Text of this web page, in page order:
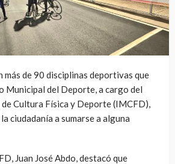
más de 90 disciplinas deportivas que
Municipal del Deporte, a cargo del
Cultura Física y Deporte (IMCFD),
ciudadanía a sumarse a alguna
Juan José Abdo, destacó que